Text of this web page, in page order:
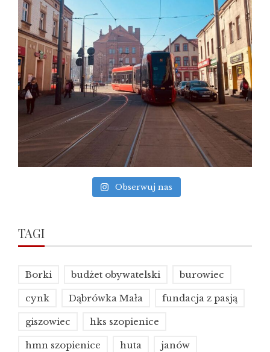
Obserwuj nas
TAGI
Borki budżet obywatelski burowiec
cynk Dąbrówka Mała fundacja z pasją
giszowiec hks szopienice
hmn szopienice huta janów